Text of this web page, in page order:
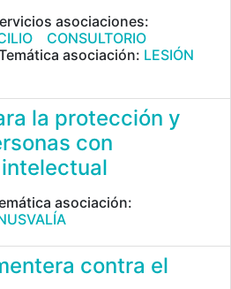
asociaciones:
CONSULTORIO
asociación: LESIÓN
la protección y
con
asociación:
contra el